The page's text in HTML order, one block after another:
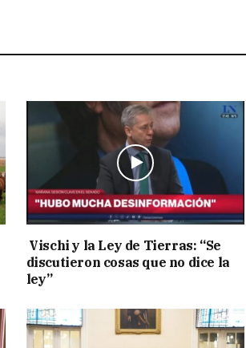
Vischi y la Ley de Tierras: “Se
discutieron cosas que no dice la
ley”